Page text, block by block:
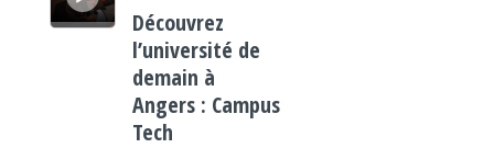
Découvrez
l’université de
demain à
Angers : Campus
Tech